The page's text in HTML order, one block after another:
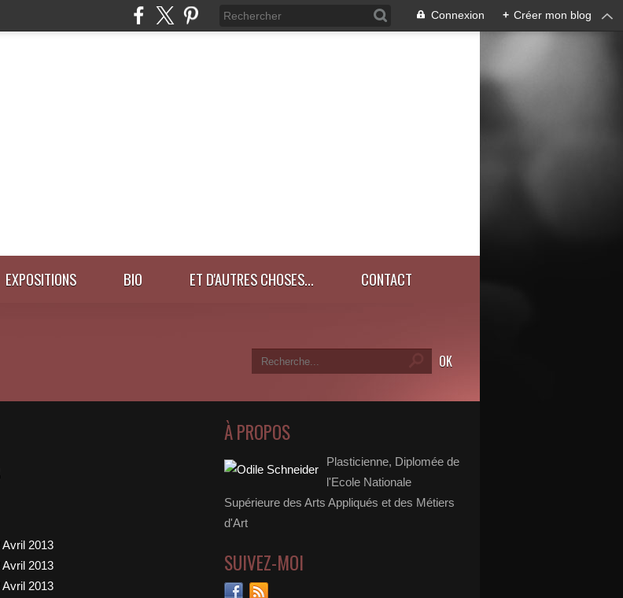
Connexion + Créer mon blog
EXPOSITIONS BIO ET D'AUTRES CHOSES... CONTACT
À PROPOS
Plasticienne, Diplomée de
l'Ecole Nationale
Supérieure des Arts Appliqués et des Métiers
d'Art
SUIVEZ-MOI